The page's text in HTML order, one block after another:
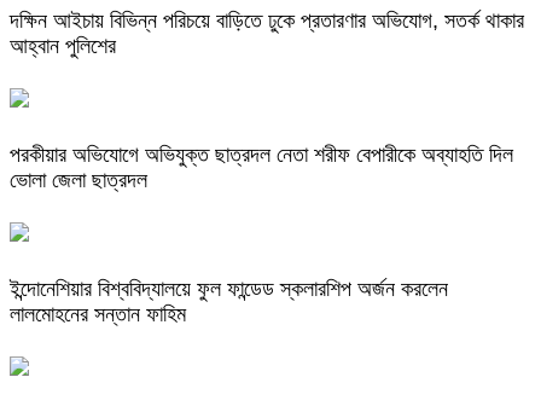
দক্ষিন আইচায় ‎বিভিন্ন পরিচয়ে বাড়িতে ঢুকে প্রতারণার অভিযোগ, সতর্ক থাকার
আহ্বান পুলিশের
পরকীয়ার অভিযোগে অভিযুক্ত ছাত্রদল নেতা শরীফ বেপারীকে অব্যাহতি দিল
ভোলা জেলা ছাত্রদল
ইন্দোনেশিয়ার বিশ্ববিদ্যালয়ে ফুল ফান্ডেড স্কলারশিপ অর্জন করলেন
লালমোহনের সন্তান ফাহিম